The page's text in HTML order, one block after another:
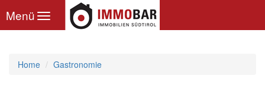
Toggle
navigation
Menü
Home Gastronomie